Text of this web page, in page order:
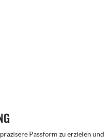
Passform zu erzielen und